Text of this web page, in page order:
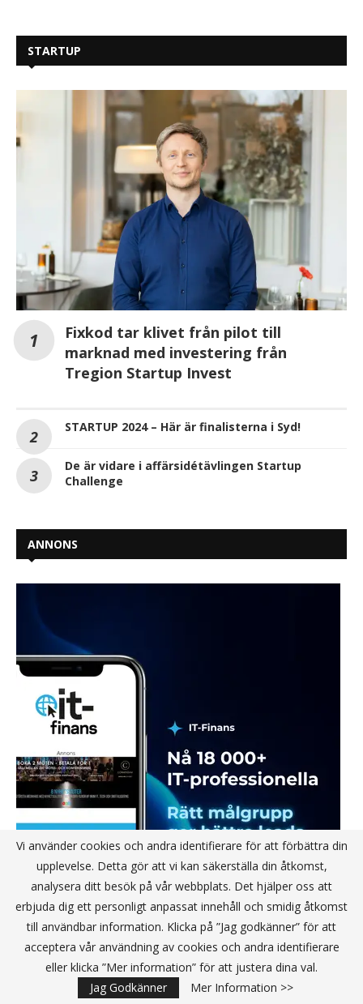
STARTUP
Fixkod tar klivet från pilot till
marknad med investering från
Tregion Startup Invest
STARTUP 2024 – Här är finalisterna i Syd!
De är vidare i affärsidétävlingen Startup
Challenge
ANNONS
Vi använder cookies och andra identifierare för att förbättra din
upplevelse. Detta gör att vi kan säkerställa din åtkomst,
analysera ditt besök på vår webbplats. Det hjälper oss att
erbjuda dig ett personligt anpassat innehåll och smidig åtkomst
till användbar information. Klicka på ”Jag godkänner” för att
acceptera vår användning av cookies och andra identifierare
eller klicka ”Mer information” för att justera dina val.
Jag Godkänner
Mer Information >>